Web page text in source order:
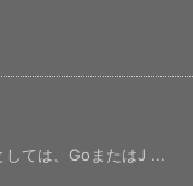
しては、GoまたはJ ...